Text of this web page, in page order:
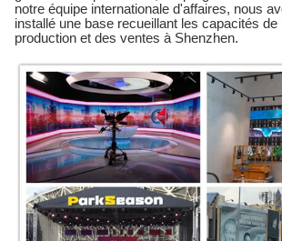
notre équipe internationale d'affaires, nous
installé une base recueillant les capacités de
production et des ventes à Shenzhen.